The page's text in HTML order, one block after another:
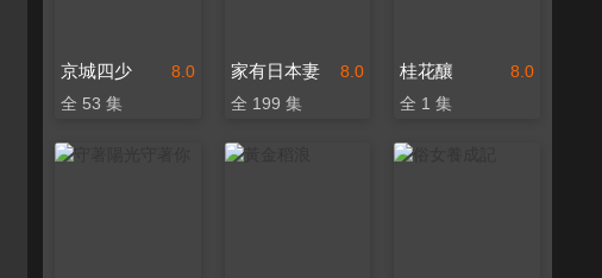
8.0
京城四少
全 53 集
8.0
家有日本妻
全 199 集
8.0
桂花釀
全 1 集